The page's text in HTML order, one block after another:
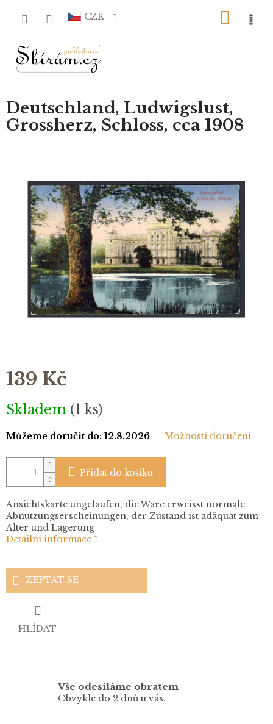
CZK
Deutschland, Ludwigslust,
Grossherz, Schloss, cca 1908
139 Kč
Měrná
cena:
Skladem (1 ks)
Můžeme doručit do: 12.8.2026 Možnosti doručení
Přidat do košíku
Ansichtskarte ungelaufen, die Ware erweisst normale
Abnutzungserscheinungen, der Zustand ist adäquat zum
Alter und Lagerung
Detailní informace
ZEPTAT SE
HLÍDAT
Vše odesíláme obratem
Obvykle do 2 dnů u vás.